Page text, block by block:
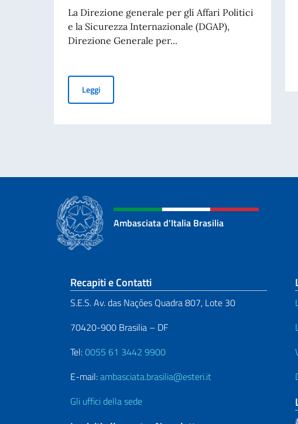
La Direzione generale per gli Affari Politici
e la Sicurezza Internazionale (DGAP),
Direzione Generale per...
LeggiAvviso di pubblicità per contributi a soggetti privati per
Ambasciata d'Italia Brasilia
Sezione footer
Recapiti e Contatti
S.E.S. Av. das Nações Quadra 807, Lote 30
70420-900 Brasilia – DF
Tel:0055 61 3442 9900
E-mail:ambasciata.brasilia@esteri.it
Gli uffici della sede